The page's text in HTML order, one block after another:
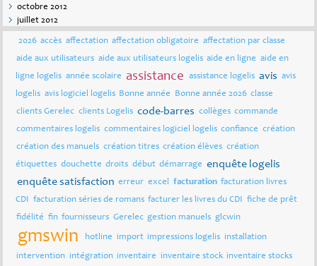
octobre 2012
juillet 2012
2026 accès affectation affectation obligatoire affectation par classe
aide aux utilisateurs aide aux utilisateurs logelis aide en ligne aide en
ligne logelis année scolaire assistance assistance logelis avis avis
logelis avis logiciel logelis Bonne année Bonne année 2026 classe
clients Gerelec clients Logelis code-barres collèges commande
commentaires logelis commentaires logiciel logelis confiance création
création des manuels création titres création élèves création
étiquettes douchette droits début démarrage enquête logelis
enquête satisfaction erreur excel facturation facturation livres
CDI facturation séries de romans facturer les livres du CDI fiche de prêt
fidélité fin fournisseurs Gerelec gestion manuels glcwin
gmswin hotline import impressions logelis installation
intervention intégration inventaire inventaire stock inventaire stocks